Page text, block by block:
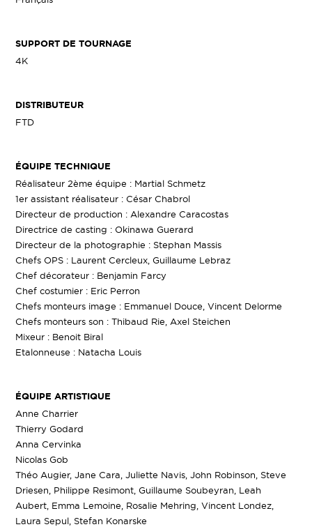
SUPPORT DE TOURNAGE
4K
DISTRIBUTEUR
FTD
ÉQUIPE TECHNIQUE
Réalisateur 2ème équipe : Martial Schmetz
1er assistant réalisateur : César Chabrol
Directeur de production : Alexandre Caracostas
Directrice de casting : Okinawa Guerard
Directeur de la photographie : Stephan Massis
Chefs OPS : Laurent Cercleux, Guillaume Lebraz
Chef décorateur : Benjamin Farcy
Chef costumier : Eric Perron
Chefs monteurs image : Emmanuel Douce, Vincent Delorme
Chefs monteurs son : Thibaud Rie, Axel Steichen
Mixeur : Benoit Biral
Etalonneuse : Natacha Louis
ÉQUIPE ARTISTIQUE
Anne Charrier
Thierry Godard
Anna Cervinka
Nicolas Gob
Théo Augier, Jane Cara, Juliette Navis, John Robinson, Steve
Driesen, Philippe Resimont, Guillaume Soubeyran, Leah
Aubert, Emma Lemoine, Rosalie Mehring, Vincent Londez,
Laura Sepul, Stefan Konarske